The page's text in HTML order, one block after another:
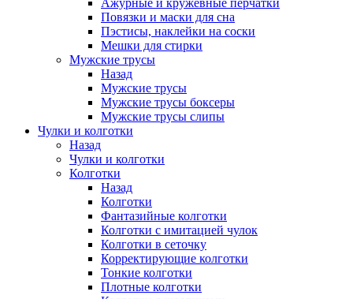
Ажурные и кружевные перчатки
Повязки и маски для сна
Пэстисы, наклейки на соски
Мешки для стирки
Мужские трусы
Назад
Мужские трусы
Мужские трусы боксеры
Мужские трусы слипы
Чулки и колготки
Назад
Чулки и колготки
Колготки
Назад
Колготки
Фантазийные колготки
Колготки с имитацией чулок
Колготки в сеточку
Корректирующие колготки
Тонкие колготки
Плотные колготки